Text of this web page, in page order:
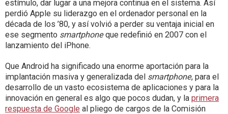
estímulo, dar lugar a una mejora continua en el sistema. Así
perdió Apple su liderazgo en el ordenador personal en la
década de los ’80, y así volvió a perder su ventaja inicial en
ese segmento smartphoneque redefinió en 2007 con el
lanzamiento del iPhone.
Que Android ha significado una enorme aportación para la
implantación masiva y generalizada del smartphone, para el
desarrollo de un vasto ecosistema de aplicaciones y para la
innovación en general es algo que pocos dudan, y la primera
respuesta de Google al pliego de cargos de la Comisión